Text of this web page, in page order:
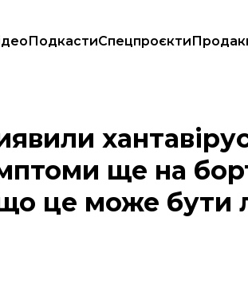
ПодкастиСпецпроєкти
ще на борту лайнера. Їй відповіли, що це
ще на
що це може бути